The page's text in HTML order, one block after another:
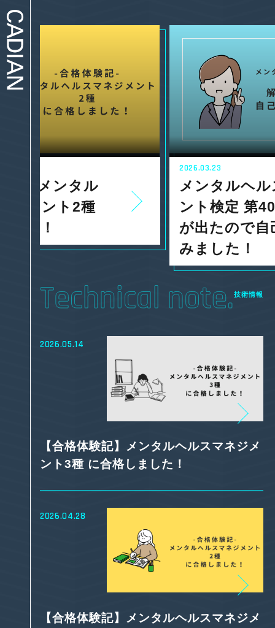
メンタルヘルスマネジメ
ント検定 第40回解答速報
が出たので自己採点して
みました！
技術情報
【合格体験記】メンタルヘルスマネジメ
ント3種 に合格しました！
2026.05.14
【合格体験記】メンタルヘルスマネジメ
2026.04.28